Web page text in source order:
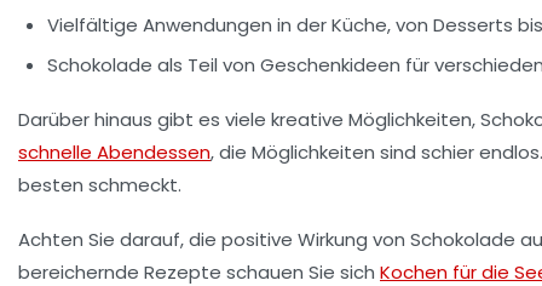
Vielfältige Anwendungen in derKüche, von Desserts
Schokolade als Teil von Geschenkideen für
Darüber hinaus gibt es viele kreative Möglichkeiten,
schnelle Abendessen, die Möglichkeiten sind schier
besten schmeckt.
Achten Sie darauf, die positive Wirkung von Schokolade
bereichernde Rezepte schauen Sie sich Kochen für die